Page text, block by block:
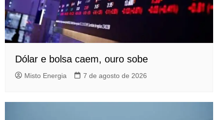
Dólar e bolsa caem, ouro sobe
Misto Energia 7 de agosto de 2026